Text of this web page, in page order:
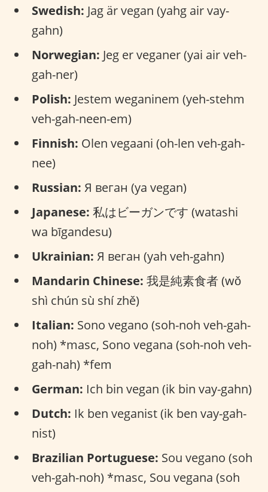
Swedish: Jag är vegan (yahg air vay-
gahn)
Norwegian: Jeg er veganer (yai air veh-
gah-ner)
Polish: Jestem weganinem (yeh-stehm
veh-gah-neen-em)
Finnish: Olen vegaani (oh-len veh-gah-
nee)
Russian: Я веган (ya vegan)
Japanese: 私はビーガンです (watashi
wa bīgandesu)
Ukrainian: Я веган (yah veh-gahn)
Mandarin Chinese: 我是純素食者 (wǒ
shì chún sù shí zhě)
Italian: Sono vegano (soh-noh veh-gah-
noh) *masc, Sono vegana (soh-noh veh-
gah-nah) *fem
German: Ich bin vegan (ik bin vay-gahn)
Dutch: Ik ben veganist (ik ben vay-gah-
nist)
Brazilian Portuguese: Sou vegano (soh
veh-gah-noh) *masc, Sou vegana (soh